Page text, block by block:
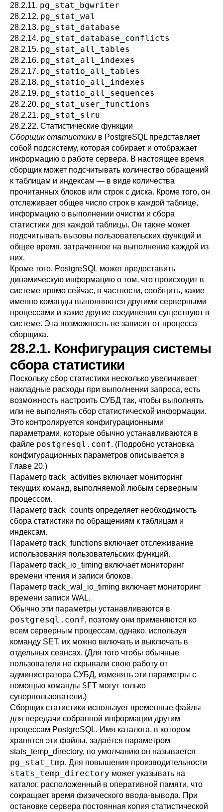
28.2.11. pg_stat_bgwriter
28.2.12. pg_stat_wal
28.2.13. pg_stat_database
28.2.14. pg_stat_database_conflicts
28.2.15. pg_stat_all_tables
28.2.16. pg_stat_all_indexes
28.2.17. pg_statio_all_tables
28.2.18. pg_statio_all_indexes
28.2.19. pg_statio_all_sequences
28.2.20. pg_stat_user_functions
28.2.21. pg_stat_slru
28.2.22. Статистические функции
Сборщик статистики в PostgreSQL представляет
собой подсистему, которая собирает и отображает
информацию о работе сервера. В настоящее время
сборщик может подсчитывать количество обращений
к таблицам и индексам — в виде количества
прочитанных блоков или строк с диска. Кроме того, он
отслеживает общее число строк в каждой таблице,
информацию о выполнении очистки и сбора
статистики для каждой таблицы. Он также может
подсчитывать вызовы пользовательских функций и
общее время, затраченное на выполнение каждой из
них.
Кроме того, PostgreSQL может предоставить
динамическую информацию о том, что происходит в
системе прямо сейчас, в частности, сообщить, какие
именно команды выполняются другими серверными
процессами и какие другие соединения существуют в
системе. Эта возможность не зависит от процесса
сборщика.
28.2.1. Конфигурация системы
сбора статистики
Поскольку сбор статистики несколько увеличивает
накладные расходы при выполнении запроса, есть
возможность настроить СУБД так, чтобы выполнять
или не выполнять сбор статистической информации.
Это контролируется конфигурационными
параметрами, которые обычно устанавливаются в
файле postgresql.conf. (Подробно установка
конфигурационных параметров описывается в
Главе 20.)
Параметр track_activities включает мониторинг
текущих команд, выполняемой любым серверным
процессом.
Параметр track_counts определяет необходимость
сбора статистики по обращениям к таблицам и
индексам.
Параметр track_functions включает отслеживание
использования пользовательских функций.
Параметр track_io_timing включает мониторинг
времени чтения и записи блоков.
Параметр track_wal_io_timing включает мониторинг
времени записи WAL.
Обычно эти параметры устанавливаются в
postgresql.conf, поэтому они применяются ко
всем серверным процессам, однако, используя
команду SET, их можно включать и выключать в
отдельных сеансах. (Для того чтобы обычные
пользователи не скрывали свою работу от
администратора СУБД, изменять эти параметры с
помощью команды SET могут только
суперпользователи.)
Сборщик статистики использует временные файлы
для передачи собранной информации другим
процессам PostgreSQL. Имя каталога, в котором
хранятся эти файлы, задаётся параметром
stats_temp_directory, по умолчанию он называется
pg_stat_tmp. Для повышения производительности
stats_temp_directory может указывать на
каталог, расположенный в оперативной памяти, что
сокращает время физического ввода-вывода. При
остановке сервера постоянная копия статистической